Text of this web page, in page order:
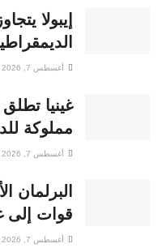
أغسطس 7, 2026
غينيا
مملوكة
أغسطس 7, 2026
البرلمان
قوات إلى
أغسطس 7, 2026